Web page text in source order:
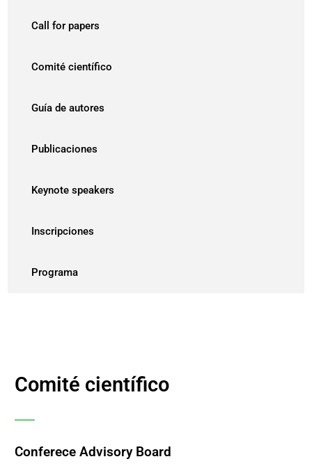
Call for papers
Comité científico
Guía de autores
Publicaciones
Keynote speakers
Inscripciones
Programa
Comité científico
Conferece Advisory Board